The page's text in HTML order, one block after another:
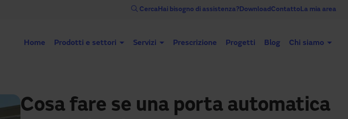
CercaHai bisogno di assistenza?DownloadContattoLa mia area
Home Prodotti e settori Servizi Prescrizione Progetti Blog Chi siamo
Cosa fare se una porta automatica